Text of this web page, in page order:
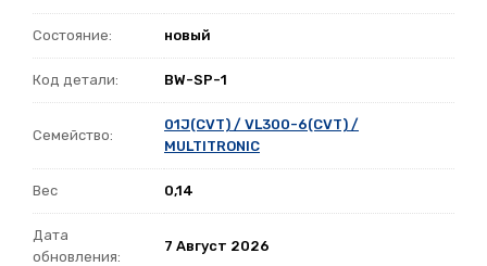
Состояние: новый
Код детали: BW-SP-1
Семейство:
01J(CVT) / VL300-6(CVT) /
MULTITRONIC
Вес 0,14
Дата
обновления:
7 Август 2026